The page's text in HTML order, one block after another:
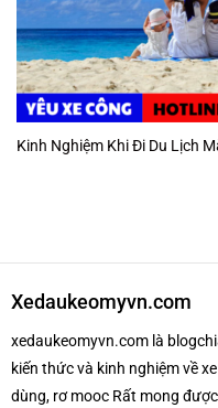
Kinh Nghiệm Khi Đi Du Lịch
Xedaukeomyvn.com
xedaukeomyvn.com là
kiến thức và kinh nghiệm về
dùng, rơ mooc Rất mong